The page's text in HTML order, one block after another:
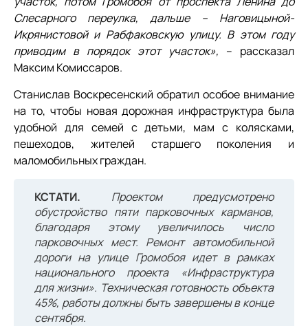
Слесарного переулка, дальше – Наговицыной-
Икрянистовой и Рабфаковскую улицу. В этом году
приводим в порядок этот участок», – рассказал
Максим Комиссаров.
Станислав Воскресенский обратил особое внимание
на то, чтобы новая дорожная инфраструктура была
удобной для семей с детьми, мам с колясками,
пешеходов, жителей старшего поколения и
маломобильных граждан.
КСТАТИ.
Проектом предусмотрено
обустройство пяти парковочных карманов,
благодаря этому увеличилось число
парковочных мест. Ремонт автомобильной
дороги на улице Громобоя идет в рамках
национального проекта «Инфраструктура
для жизни». Техническая готовность объекта
45%, работы должны быть завершены в конце
сентября.